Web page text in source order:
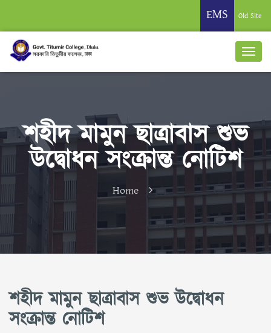
EMS Old Site
শহীদ মামুন ছাত্রাবাস শুভ
উদ্বোধন সংক্রান্ত নোটিশ
Home
শহীদ মামুন ছাত্রাবাস শুভ উদ্বোধন
সংক্রান্ত নোটিশ